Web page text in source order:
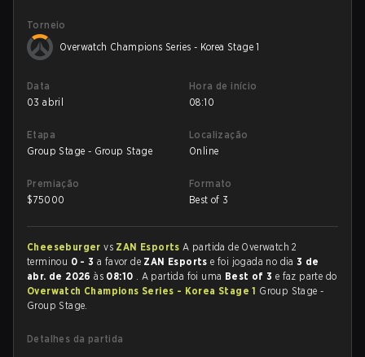
Torneio
Overwatch Champions Series - Korea Stage 1
Data
03 abril
Hora de início
08:10
Etapa
Group Stage - Group Stage
Localização
Online
Premiação
$75000
Formato
Best of 3
Cheeseburgervs ZAN EsportsA partida de Overwatch 2
terminou 0 - 3 a favor de ZAN Esportse foi jogada no dia3 de
abr. de 2026às 08:10 . A partida foi uma Best of 3 e faz parte do
Overwatch Champions Series - Korea Stage 1 Group Stage -
Group Stage.
Detalhes da partida